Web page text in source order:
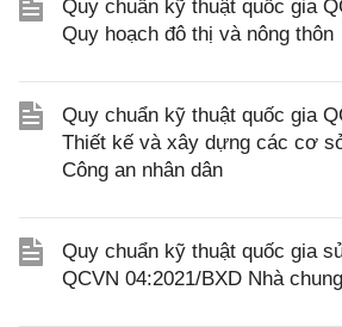
Quy chuẩn kỹ thuật quốc gia
Quy hoạch đô thị và nông thôn
Quy chuẩn kỹ thuật quốc gia
Thiết kế và xây dựng các cơ
Công an nhân dân
Quy chuẩn kỹ thuật quốc gia
QCVN 04:2021/BXD Nhà